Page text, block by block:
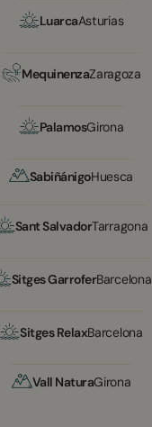
LuarcaAsturias
MequinenzaZaragoza
PalamosGirona
SabiñánigoHuesca
Sant SalvadorTarragona
Sitges GarroferBarcelona
Sitges RelaxBarcelona
Vall NaturaGirona